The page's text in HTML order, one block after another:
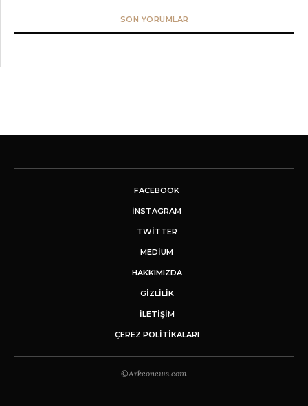
SON YORUMLAR
FACEBOOK
INSTAGRAM
TWITTER
MEDIUM
HAKKIMIZDA
GİZLİLİK
İLETIŞIM
ÇEREZ POLITIKALARI
©Arkeonews.com